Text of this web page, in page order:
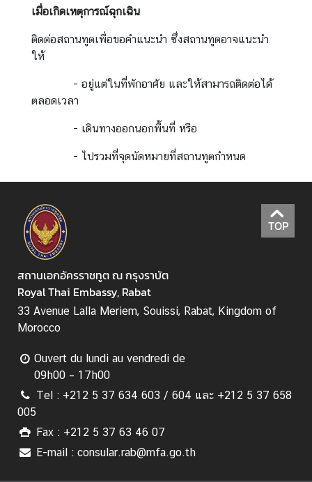
a
v
e
|
u
s
i
n
e
s
s
บ
ริ
ก
า
ร
ป
ร
เมื่อเกิดเหตุการณ์ฉุกเฉิน
ติดต่อสถานทูตเพื่อขอคำแนะนำ ซึ่งสถานทูตอาจแนะนำ
ให้
- อยู่แต่ในที่พักอาศัย และให้สามารถติดต่อได้
ตลอดเวลา
- เดินทางออกนอกพื้นที่ หรือ
- ไปรวมที่จุดนัดหมายที่สถานทูตกำหนด
TOP
สถานเอกอัครราชทูต ณ กรุงราบัต
Royal Thai Embassy, Rabat
33 Avenue Lalla Meriem, Souissi, Rabat, Kingdom of
Morocco
Ouvert du lundi au vendredi de
09h00 – 17h00
Tel : +212 5 37 634 603 / 604 และ +212 5 37 658
005
Fax : +212 5 37 63 46 07
E-mail : consular.rab@mfa.go.th